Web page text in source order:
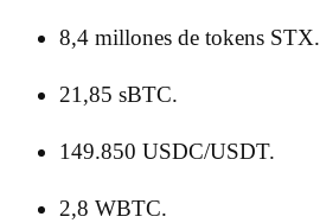
8,4 millones de tokens STX.
21,85 sBTC.
149.850 USDC/USDT.
2,8 WBTC.